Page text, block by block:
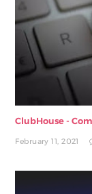
ClubHouse -
February 11, 2021